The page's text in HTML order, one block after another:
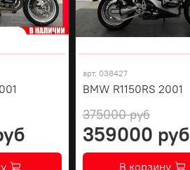
арт. 038427
BMW R1150RS 2001
375000 руб
359000 руб
В корзину